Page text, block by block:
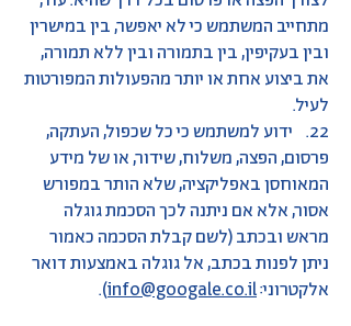
מתחייב המשתמש כי לא יאפשר, בין במישרין
ובין בעקיפין, בין בתמורה ובין ללא תמורה,
את ביצוע אחת או יותר מהפעולות המפורטות
לעיל.
22. ידוע למשתמש כי כל שכפול, העתקה,
פרסום, הפצה, משלוח, שידור, או של מידע
המאוחסן באפליקציה, שלא הותר במפורש
אסור, אלא אם ניתנה לכך הסכמת גוגלה
מראש ובכתב (לשם קבלת הסכמה כאמור
ניתן לפנות בכתב, אל גוגלה באמצעות דואר
אלקטרוני:info@googale.co.il
).